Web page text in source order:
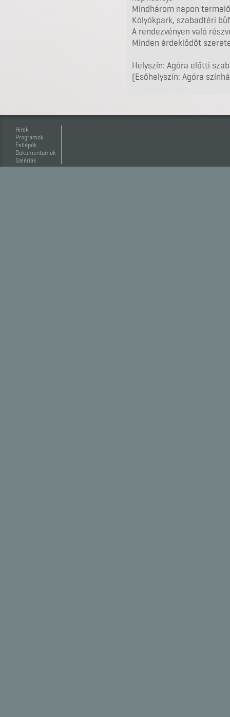
Mindhárom napon
Kölyökpark, szabadtéri
A rendezvényen való
Minden érdeklődőt
Helyszín: Agóra előtti
(Esőhelyszín: Agóra
Hírek
Programok
Fellépők
Dokumentumok
Galériák